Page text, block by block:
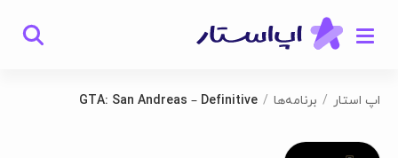
اپ استار برنامه‌ها GTA: San Andreas – Definitive